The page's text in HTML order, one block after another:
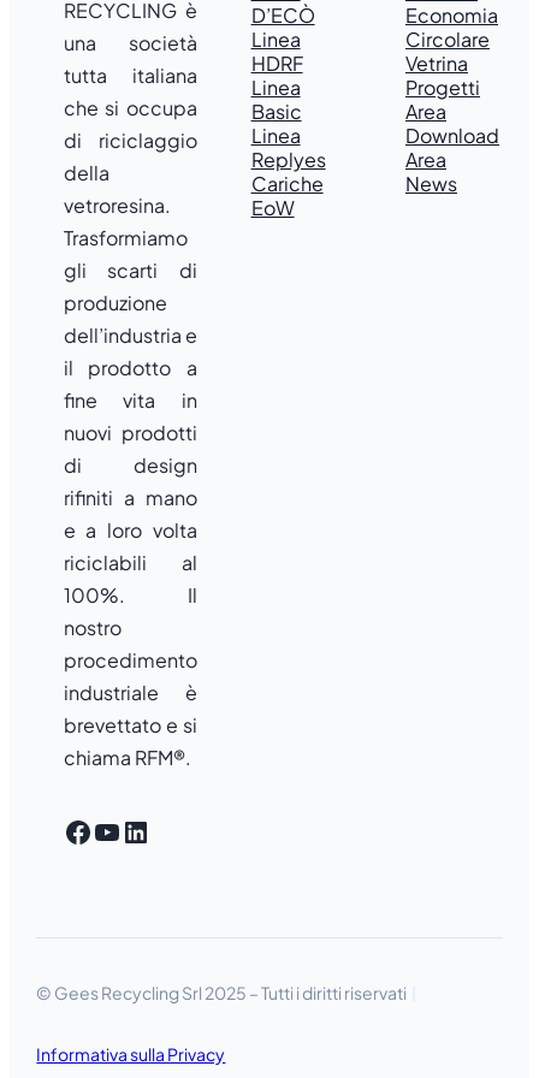
RECYCLING è
una società
tutta italiana
che si occupa
di riciclaggio
della
vetroresina.
Trasformiamo
gli scarti di
produzione
dell’industria e
il prodotto a
fine vita in
nuovi prodotti
di design
rifiniti a mano
e a loro volta
riciclabili al
100%. Il
nostro
procedimento
industriale è
brevettato e si
chiama RFM®.
Facebook
YouTube
LinkedIn
D’ECÒ
Linea
HDRF
Linea
Basic
Linea
Replyes
Cariche
EoW
Economia
Circolare
Vetrina
Progetti
Area
Download
Area
News
© Gees Recycling Srl 2025 – Tutti i diritti riservati
Informativa sulla Privacy